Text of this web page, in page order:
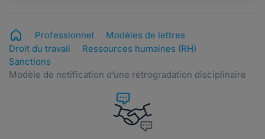
Professionnel
Modèles de lettres
Droit du travail
Ressources humaines (RH)
Sanctions
Modèle de notification d’une rétrogradation disciplinaire